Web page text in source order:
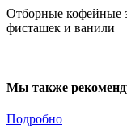
Отборные кофейные
фисташек и ванили
Мы также
Подробно